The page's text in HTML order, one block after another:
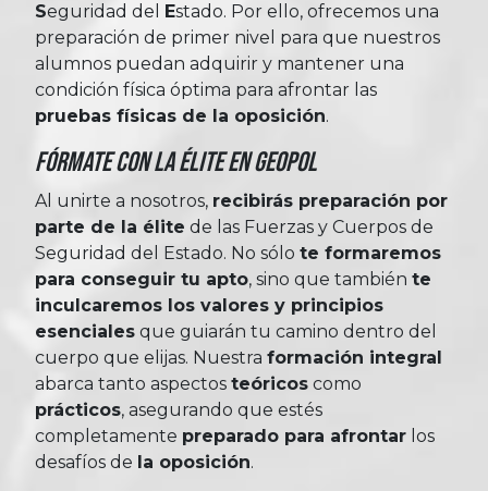
Seguridad del Estado. Por ello, ofrecemos una
preparación de primer nivel para que nuestros
alumnos puedan adquirir y mantener una
condición física óptima para afrontar las
pruebas físicas de la oposición.
Fórmate con la élite en Geopol
Al unirte a nosotros, recibirás preparación por
parte de la élite de las Fuerzas y Cuerpos de
Seguridad del Estado. No sólo te formaremos
para conseguir tu apto, sino que también te
inculcaremos los valores y principios
esenciales que guiarán tu camino dentro del
cuerpo que elijas. Nuestra formación integral
abarca tanto aspectos teóricos como
prácticos, asegurando que estés
completamente preparado para afrontar los
desafíos de la oposición.